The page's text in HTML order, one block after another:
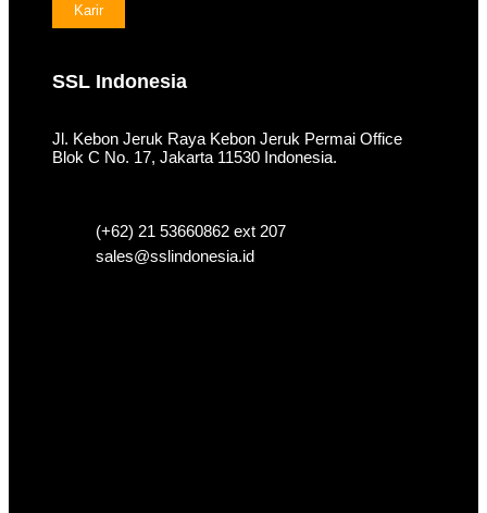
Karir
SSL Indonesia
Jl. Kebon Jeruk Raya Kebon Jeruk Permai Office
Blok C No. 17, Jakarta 11530 Indonesia.
(+62) 21 53660862 ext 207
sales@sslindonesia.id